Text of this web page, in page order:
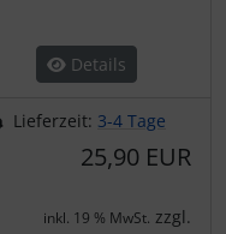
Details
Lieferzeit: 3-4 Tage
25,90 EUR
inkl. 19 % MwSt. zzgl.